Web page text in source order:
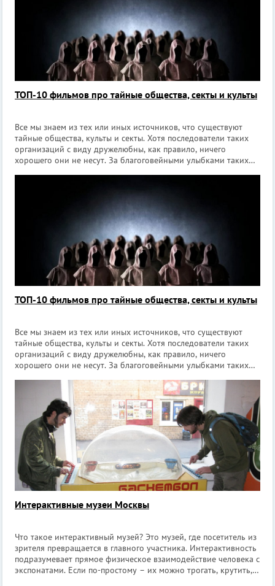
ТОП-10 фильмов про тайные общества, секты и культы
Все мы знаем из тех или иных источников, что существуют
тайные общества, культы и секты. Хотя последователи таких
организаций с виду дружелюбны, как правило, ничего
хорошего они не несут. За благоговейными улыбками таких
ТОП-10 фильмов про тайные общества, секты и культы
Все мы знаем из тех или иных источников, что существуют
тайные общества, культы и секты. Хотя последователи таких
организаций с виду дружелюбны, как правило, ничего
хорошего они не несут. За благоговейными улыбками таких
садисты и хладнокровные у
Интерактивные музеи Москвы
Что такое интерактивный музей? Это музей, где посетитель из
зрителя превращается в главного участника. Интерактивность
подразумевает прямое физическое взаимодействие человека с
экспонатами. Если по-простому – их можно трогать, крутить,